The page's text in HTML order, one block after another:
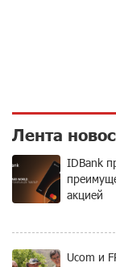
Лента
IDBank
акцией
Ucom и